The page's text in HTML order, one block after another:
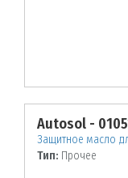
Autosol -
Защитное масло
Тип: Прочее